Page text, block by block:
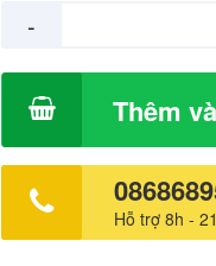
POLYETHYLENE GLYCOL
chứng rát và kích ứng do
dùng. Ba bước sử dụng Systane Ultra:
một ngón tay dưới mắt, kéo
dưới và nhãn cầu tạo thành túi hình chữ
hai giọt. Tránh không cho
-
Thêm
Hỗ trợ 8h -